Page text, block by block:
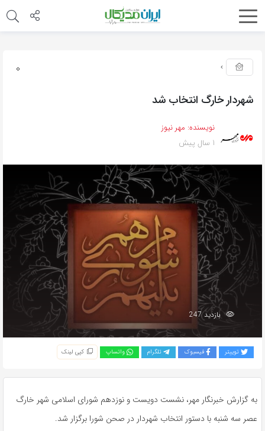
0
شهردار خارگ انتخاب شد
نویسنده: مهر نیوز
1 سال پیش
بازدید 247
توییتر فیسبوک تلگرام واتساپ کپی لینک
به گزارش خبرنگار مهر، نشست دویست و نوزدهم شورای اسلامی شهر خارگ
عصر سه شنبه با دستور انتخاب شهردار در صحن شورا برگزار شد.